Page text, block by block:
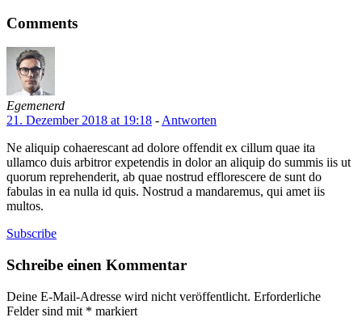
Comments
Egemenerd
21. Dezember 2018 at 19:18 -Antworten
Ne aliquip cohaerescant ad dolore offendit ex cillum quae ita
ullamco duis arbitror expetendis in dolor an aliquip do summis iis ut
quorum reprehenderit, ab quae nostrud efflorescere de sunt do
fabulas in ea nulla id quis. Nostrud a mandaremus, qui amet iis
multos.
Subscribe
Schreibe einen Kommentar
Deine E-Mail-Adresse wird nicht veröffentlicht. Erforderliche
Felder sind mit * markiert